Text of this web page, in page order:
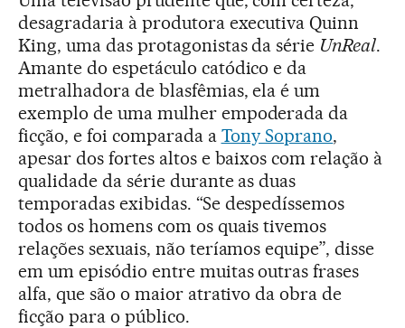
desagradaria à produtora executiva Quinn
King, uma das protagonistas da série UnReal.
Amante do espetáculo catódico e da
metralhadora de blasfêmias, ela é um
exemplo de uma mulher empoderada da
ficção, e foi comparada a Tony Soprano,
apesar dos fortes altos e baixos com relação à
qualidade da série durante as duas
temporadas exibidas. “Se despedíssemos
todos os homens com os quais tivemos
relações sexuais, não teríamos equipe”, disse
em um episódio entre muitas outras frases
alfa, que são o maior atrativo da obra de
ficção para o público.